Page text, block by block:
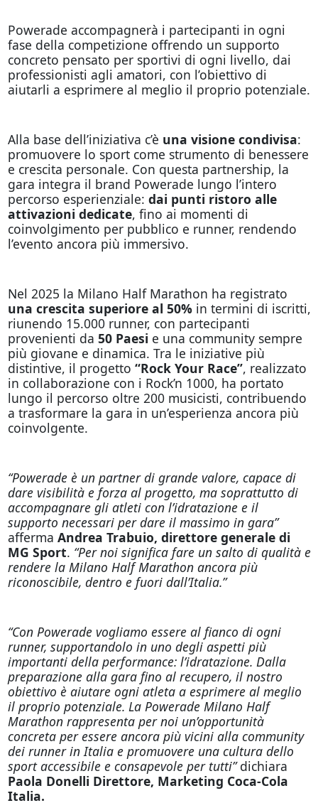
Powerade accompagnerà i partecipanti in ogni
fase della competizione offrendo un supporto
concreto pensato per sportivi di ogni livello, dai
professionisti agli amatori, con l’obiettivo di
aiutarli a esprimere al meglio il proprio potenziale.
Alla base dell’iniziativa c’è una visione condivisa:
promuovere lo sport come strumento di benessere
e crescita personale. Con questa partnership, la
gara integra il brand Powerade lungo l’intero
percorso esperienziale: dai punti ristoro alle
attivazioni dedicate, fino ai momenti di
coinvolgimento per pubblico e runner, rendendo
l’evento ancora più immersivo.
Nel 2025 la Milano Half Marathon ha registrato
una crescita superiore al 50%in termini di iscritti,
riunendo 15.000 runner, con partecipanti
provenienti da 50 Paesi e una community sempre
più giovane e dinamica. Tra le iniziative più
distintive, il progetto “Rock Your Race”, realizzato
in collaborazione con i Rock’n 1000, ha portato
lungo il percorso oltre 200 musicisti, contribuendo
a trasformare la gara in un’esperienza ancora più
coinvolgente.
“Powerade è un partner di grande valore, capace di
dare visibilità e forza al progetto, ma soprattutto di
accompagnare gli atleti con l’idratazione e il
supporto necessari per dare il massimo in gara”
afferma Andrea Trabuio, direttore generale di
MG Sport. “Per noi significa fare un salto di qualità e
rendere la Milano Half Marathon ancora più
riconoscibile, dentro e fuori dall’Italia.”
“Con Powerade vogliamo essere al fianco di ogni
runner, supportandolo in uno degli aspetti più
importanti della performance: l’idratazione. Dalla
preparazione alla gara fino al recupero, il nostro
obiettivo è aiutare ogni atleta a esprimere al meglio
il proprio potenziale. La Powerade Milano Half
Marathon rappresenta per noi un’opportunità
concreta per essere ancora più vicini alla community
dei runner in Italia e promuovere una cultura dello
sport accessibile e consapevole per tutti”dichiara
Paola Donelli Direttore, Marketing Coca-Cola
Italia.